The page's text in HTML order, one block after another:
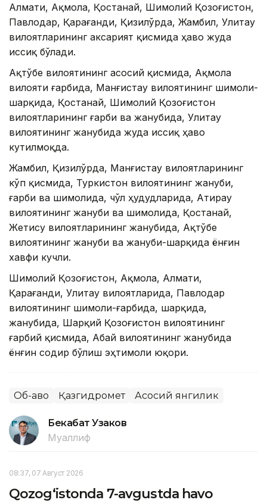
Алмати, Ақмола, Қостанай, Шимолий Қозоғистон,
Павлодар, Қарағанди, Қизилўрда, Жамбил, Улитау
вилоятларининг аксарият қисмида ҳаво жуда
иссиқ бўлади.
Ақтўбе вилоятининг асосий қисмида, Ақмола
вилояти ғарбида, Манғистау вилоятининг шимоли-
шарқида, Қостанай, Шимолий Қозоғистон
вилоятларининг ғарби ва жанубида, Улитау
вилоятининг жанубида жуда иссиқ ҳаво
кутилмоқда.
Жамбил, Қизилўрда, Манғистау вилоятларининг
кўп қисмида, Туркистон вилоятининг жануби,
ғарби ва шимолида, чўл ҳудудларида, Атирау
вилоятининг жануби ва шимолида, Қостанай,
Жетису вилоятларининг жанубида, Ақтўбе
вилоятининг жануби ва жануби-шарқида ёнғин
хавфи кучли.
Шимолий Қозоғистон, Ақмола, Алмати,
Қарағанди, Улитау вилоятларида, Павлодар
вилоятининг шимоли-ғарбида, шарқида,
жанубида, Шарқий Қозоғистон вилоятининг
ғарбий қисмида, Абай вилоятининг жанубида
ёнғин содир бўлиш эҳтимоли юқори.
Об-ҳаво Қазгидромет Асосий янгилик
Бекабат Узаков
Муаллиф
08:37, 07 Август 2026
Qozog‘istonda 7-avgustda havo